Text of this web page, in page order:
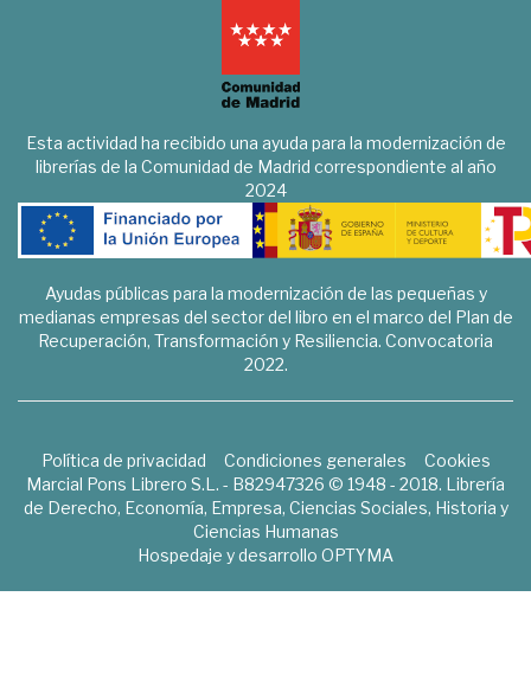
Esta actividad ha recibido una ayuda para la modernización de
librerías de la Comunidad de Madrid correspondiente al año
2024
Ayudas públicas para la modernización de las pequeñas y
medianas empresas del sector del libro en el marco del Plan de
Recuperación, Transformación y Resiliencia. Convocatoria
2022.
Política de privacidad Condiciones generales
Cookies
Marcial Pons Librero S.L. - B82947326 © 1948 - 2018. Librería
de Derecho, Economía, Empresa, Ciencias Sociales, Historia y
Ciencias Humanas
Hospedaje y desarrollo OPTYMA